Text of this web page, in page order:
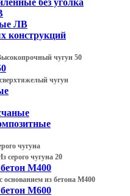
без уголка
ЛВ
конструкций
чугун 50
чугун
чугуна
серого чугуна 20
М400
основанием из бетона М400
М600